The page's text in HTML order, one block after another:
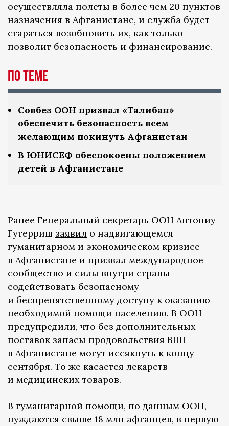
осуществляла полеты в более чем 20 пунктов
назначения в Афганистане, и служба будет
стараться возобновить их, как только
позволит безопасность и финансирование.
По теме
Совбез ООН призвал «Талибан»
обеспечить безопасность всем
желающим покинуть Афганистан
В ЮНИСЕФ обеспокоены положением
детей в Афганистане
Ранее Генеральный секретарь ООН Антониу
Гутерриш заявил о надвигающемся
гуманитарном и экономическом кризисе
в Афганистане и призвал международное
сообщество и силы внутри страны
содействовать безопасному
и беспрепятственному доступу к оказанию
необходимой помощи населению. В ООН
предупредили, что без дополнительных
поставок запасы продовольствия ВПП
в Афганистане могут иссякнуть к концу
сентября. То же касается лекарств
и медицинских товаров.
В гуманитарной помощи, по данным ООН,
нуждаются свыше 18 млн афганцев, в первую